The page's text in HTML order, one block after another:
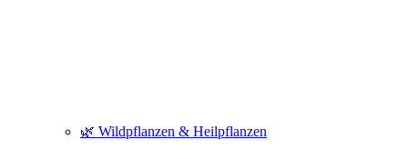
🌿 Wildpflanzen & Heilpflanzen